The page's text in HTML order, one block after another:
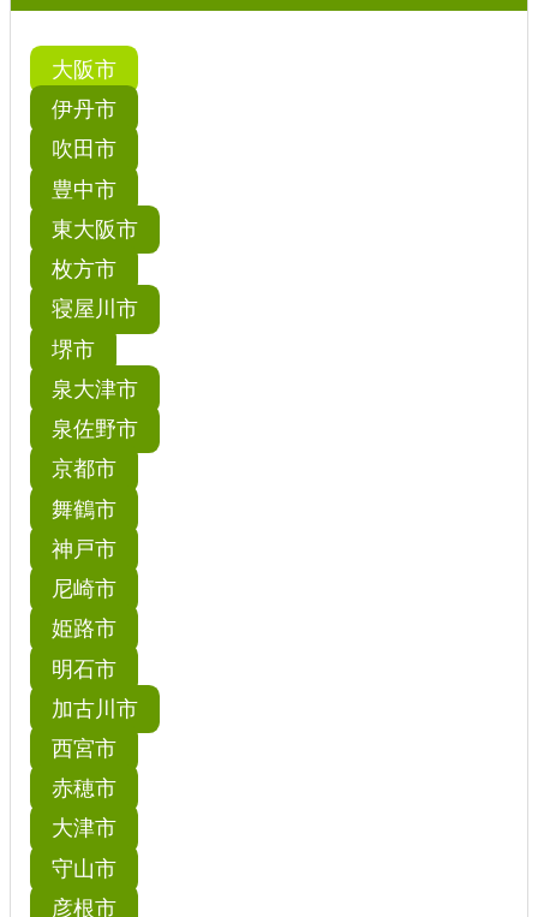
大阪市
伊丹市
吹田市
豊中市
東大阪市
枚方市
寝屋川市
堺市
泉大津市
泉佐野市
京都市
舞鶴市
神戸市
尼崎市
姫路市
明石市
加古川市
西宮市
赤穂市
大津市
守山市
彦根市